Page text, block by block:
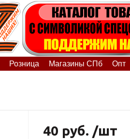
Розница Магазины СПб Опт
40 руб. /шт